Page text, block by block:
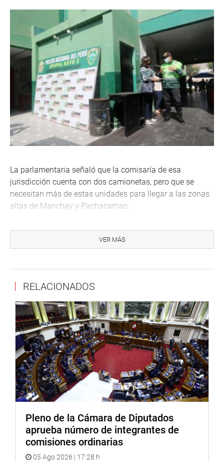
La parlamentaria señaló que la comisaría de esa
jurisdicción cuenta con dos camionetas, pero que se
necesitan más de estas unidades para llegar a las zonas
altas de Manchay y Pachacamac.
necesidades de las comisarías de Lima sur al Ministerio
del Interior a fin de que pueda atenderlas a la brevedad
Jáuregui también visitó el Centro de Emergencia Mujer y
saludó el esfuerzo desplegado por los efectivos policiales
de Manchay para atender el alto índice de violencia
familiar que se registra en esa jurisdicción.
Al respecto, el comisario Mayor PNP, Jesús Merino,
informó que ha tomado contacto con las juntas vecinales
y representantes de las ollas comunes a fin de
implementar buzones para que la población haga sus
denuncias, en forma anónima, sobre las personas que
son víctimas de violencia física.
Ello permitirá que la fuerza policial pueda intervenir en
forma rápida a los agresores, explicó el oficial PNP.
VER MÁS
RELACIONADOS
Pleno de la Cámara de Diputados
aprueba número de integrantes de
comisiones ordinarias
05 Ago 2026 | 17:28 h